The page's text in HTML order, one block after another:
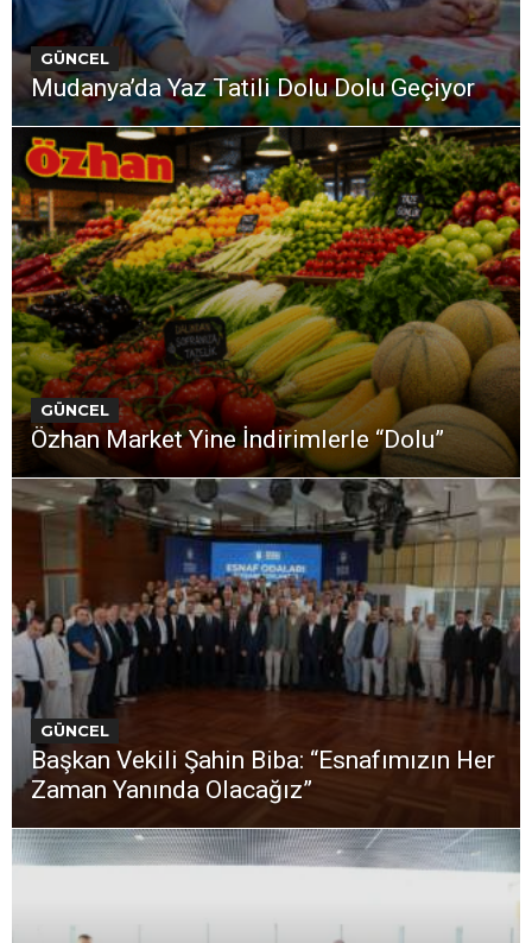
GÜNCEL
Mudanya’da Yaz Tatili Dolu Dolu Geçiyor
GÜNCEL
Özhan Market Yine İndirimlerle “Dolu”
GÜNCEL
Başkan Vekili Şahin Biba: “Esnafımızın Her
Zaman Yanında Olacağız”